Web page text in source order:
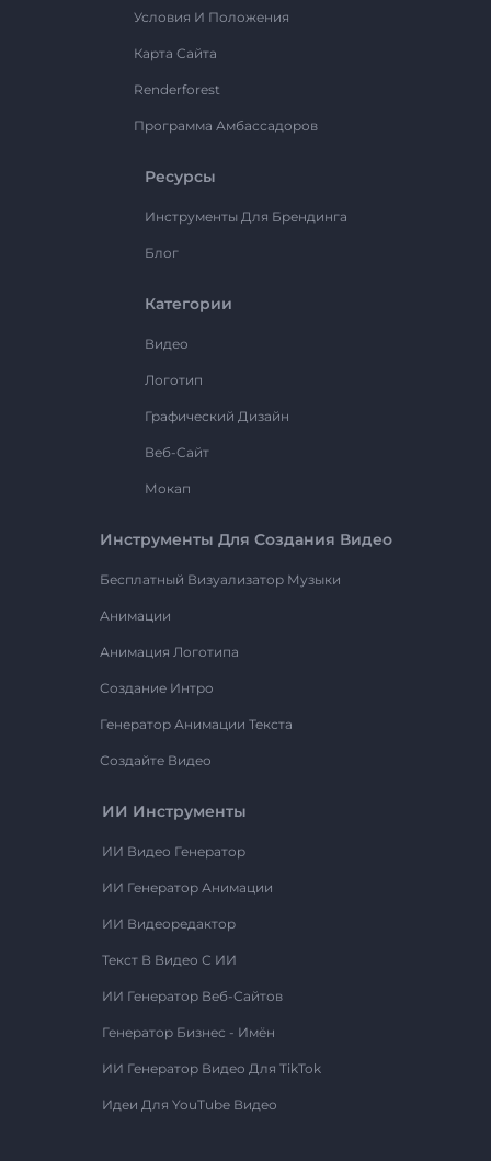
Условия И Положения
Карта Сайта
Renderforest
Программа Амбассадоров
Ресурсы
Инструменты Для Брендинга
Блог
Категории
Видео
Логотип
Графический Дизайн
Веб-Сайт
Мокап
Инструменты Для Создания Видео
Бесплатный Визуализатор Музыки
Анимации
Анимация Логотипа
Создание Интро
Генератор Анимации Текста
Создайте Видео
ИИ Инструменты
ИИ Видео Генератор
ИИ Генератор Анимации
ИИ Видеоредактор
Текст В Видео С ИИ
ИИ Генератор Веб-Сайтов
Генератор Бизнес - Имён
ИИ Генератор Видео Для TikTok
Идеи Для YouTube Видео